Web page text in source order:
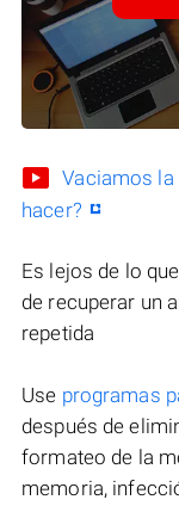
Vaciamos la
hacer?
Es lejos de lo
de recuperar un
repetida
Use programas
después de
formateo de la
memoria,